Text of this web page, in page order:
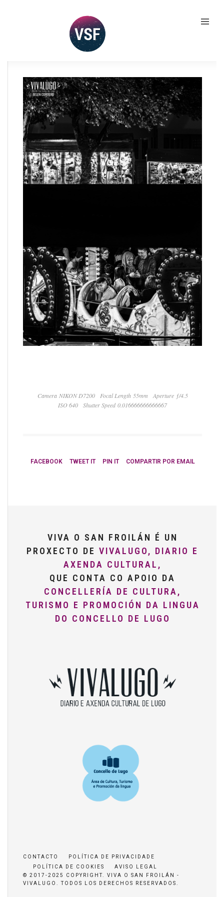
Camera NIKON D7200 Focal Length 55mm
Aperture ƒ/4.5
ISO 640
Shutter Speed 0.016666666666667
FACEBOOK TWEET IT PIN IT COMPARTIR POR EMAIL
VIVA O SAN FROILÁN É UN
PROXECTO DE VIVALUGO, DIARIO E
AXENDA CULTURAL,
QUE CONTA CO APOIO DA
CONCELLERÍA DE CULTURA,
TURISMO E PROMOCIÓN DA LINGUA
DO CONCELLO DE LUGO
CONTACTO
POLÍTICA DE PRIVACIDADE
POLÍTICA DE COOKIES
AVISO LEGAL
© 2017-2025 COPYRIGHT. VIVA O SAN FROILÁN -
VIVALUGO. TODOS LOS DERECHOS RESERVADOS.